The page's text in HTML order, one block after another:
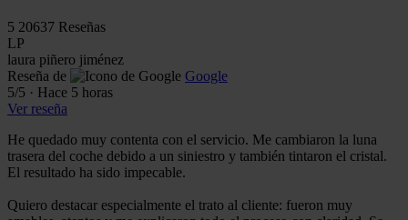
5 20637 Reseñas
LP
laura piñero jiménez
Reseña de
Google
5/5 · Hace 5 horas
Ver reseña
He quedado muy contenta con el servicio. Me cambiaron la luna
trasera del coche debido a un siniestro y también tintaron el cristal.
El resultado ha sido impecable.
Quiero destacar especialmente el trato al cliente: fueron muy